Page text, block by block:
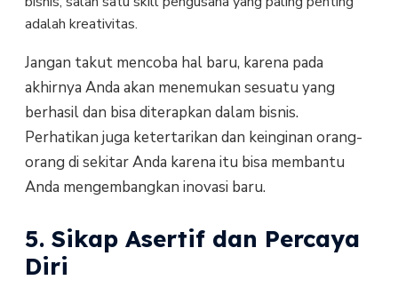
adalah kreativitas.
Jangan takut mencoba hal baru, karena pada
akhirnya Anda akan menemukan sesuatu yang
berhasil dan bisa diterapkan dalam bisnis.
Perhatikan juga ketertarikan dan keinginan orang-
orang di sekitar Anda karena itu bisa membantu
Anda mengembangkan inovasi baru.
5. Sikap Asertif dan Percaya
Diri